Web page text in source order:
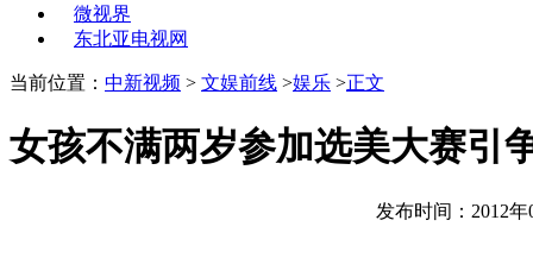
微视界
东北亚电视网
当前位置： 中新视频 > 文娱前线 >娱乐 >正文
女孩不满两岁参加选美大赛引
发布时间：2012年